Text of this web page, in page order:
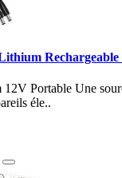
Rechargeable
Portable Une
éle..